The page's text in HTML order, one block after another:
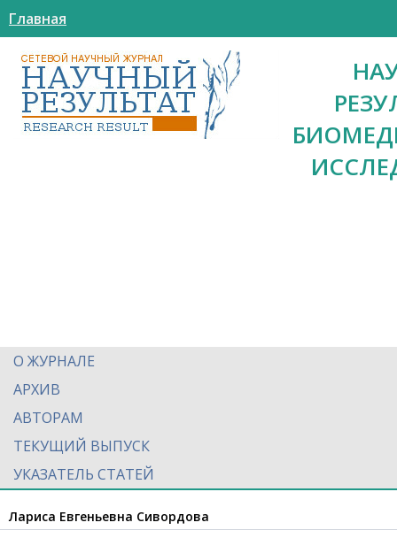
Главная
О ЖУРНАЛЕ
АРХИВ
АВТОРАМ
ТЕКУЩИЙ ВЫПУСК
УКАЗАТЕЛЬ СТАТЕЙ
Лариса Евгеньевна Сивордова